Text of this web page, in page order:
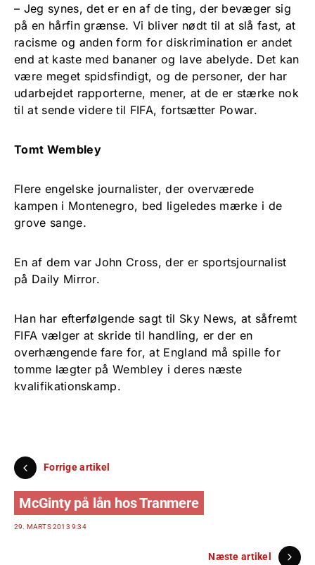
– Jeg synes, det er en af de ting, der bevæger sig
på en hårfin grænse. Vi bliver nødt til at slå fast, at
racisme og anden form for diskrimination er andet
end at kaste med bananer og lave abelyde. Det kan
være meget spidsfindigt, og de personer, der har
udarbejdet rapporterne, mener, at de er stærke nok
til at sende videre til FIFA, fortsætter Powar.
Tomt Wembley
Flere engelske journalister, der overværede
kampen i Montenegro, bed ligeledes mærke i de
grove sange.
En af dem var John Cross, der er sportsjournalist
på Daily Mirror.
Han har efterfølgende sagt til Sky News, at såfremt
FIFA vælger at skride til handling, er der en
overhængende fare for, at England må spille for
tomme lægter på Wembley i deres næste
kvalifikationskamp.
Forrige artikel
McGinty på lån hos Tranmere
29. MARTS 2013 9:34
Næste artikel